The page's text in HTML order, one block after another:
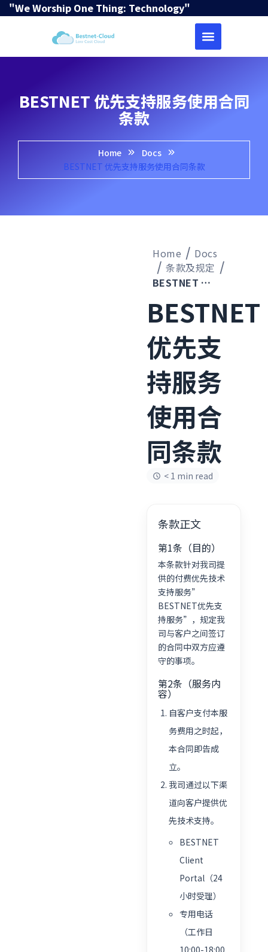
"We Worship One Thing: Technology"
BESTNET 优先支持服务使用合同
条款
Home
Docs
BESTNET 优先支持服务使用合同条款
Home
Docs
条款及规定
BESTNET 优先支持服务使用合同条款
BESTNET
优先支
持服务
使用合
同条款
< 1 min read
条款正文
第1条（目的）
本条款针对我司提
供的付费优先技术
支持服务”
BESTNET优先支
持服务”，规定我
司与客户之间签订
的合同中双方应遵
守的事项。
第2条（服务内
容）
自客户支付本服
务费用之时起，
本合同即告成
立。
我司通过以下渠
道向客户提供优
先技术支持。
BESTNET
Client
Portal（24
小时受理）
专用电话
（工作日
10:00-18:00